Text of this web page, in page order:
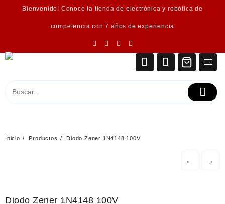
Bienvenido! Conoce la tienda de electrónica y robótica de
competencia con 7 años de experiencia
Inicio Productos Diodo Zener 1N4148 100V
← →
Diodo Zener 1N4148 100V